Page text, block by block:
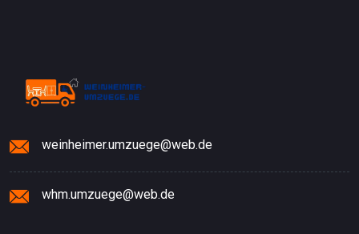
weinheimer.umzuege@web.de
whm.umzuege@web.de